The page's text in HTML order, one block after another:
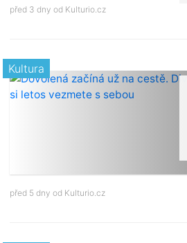
před 3 dny od Kulturio.cz
Kultura
před 5 dny od Kulturio.cz